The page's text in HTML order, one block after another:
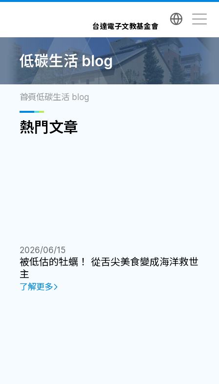
台達電子文教基金會
低碳生活 blog
首頁低碳生活 blog
熱門文章
被低估的牡蠣！ 從舌尖美食變成海洋救世
主
2026/06/15
了解更多